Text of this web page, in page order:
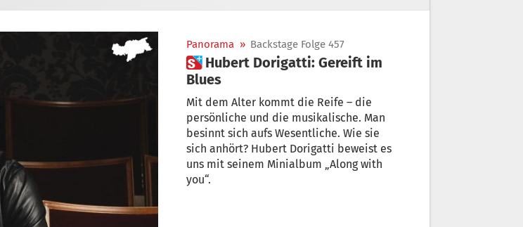
Panorama » Backstage Folge 457
 Hubert Dorigatti: Gereift im
Blues
Mit dem Alter kommt die Reife – die
persönliche und die musikalische. Man
besinnt sich aufs Wesentliche. Wie sie
sich anhört? Hubert Dorigatti beweist es
uns mit seinem Minialbum „Along with
you“.